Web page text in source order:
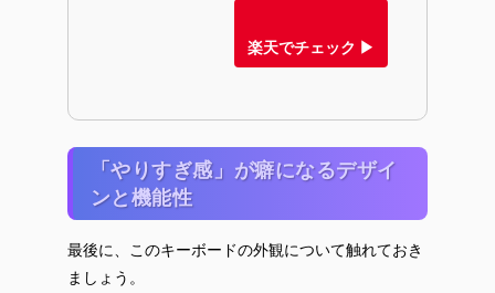
楽天でチェック ▶
「やりすぎ感」が癖になるデザイ
ンと機能性
最後に、このキーボードの外観について触れておき
ましょう。